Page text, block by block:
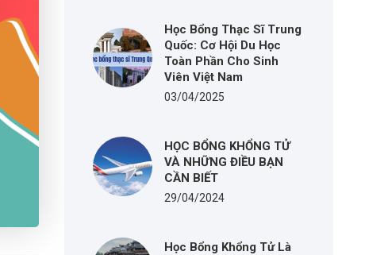
Học Bổng Thạc Sĩ Trung
Quốc: Cơ Hội Du Học
Toàn Phần Cho Sinh
Viên Việt Nam
03/04/2025
HỌC BỔNG KHỔNG TỬ
VÀ NHỮNG ĐIỀU BẠN
CẦN BIẾT
29/04/2024
Học Bổng Khổng Tử Là